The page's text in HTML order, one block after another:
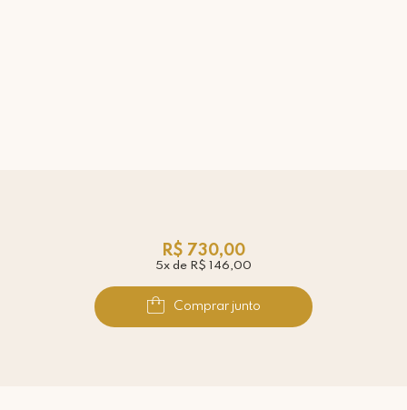
R$ 730,00
5x de R$ 146,00
Comprar junto